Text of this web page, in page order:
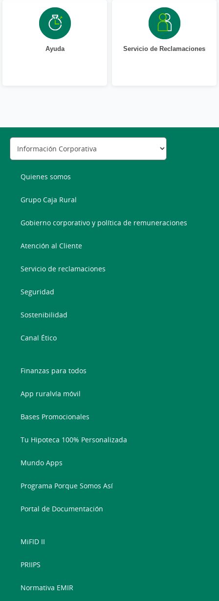
Ayuda Servicio de Reclamaciones
Quienes somos
Grupo Caja Rural
Gobierno corporativo y política de remuneraciones
Atención al Cliente
Servicio de reclamaciones
Seguridad
Sostenibilidad
Canal Ético
Finanzas para todos
App ruralvía móvil
Bases Promocionales
Tu Hipoteca 100% Personalizada
Mundo Apps
Programa Porque Somos Así
Portal de Documentación
MiFID II
PRIIPS
Normativa EMIR